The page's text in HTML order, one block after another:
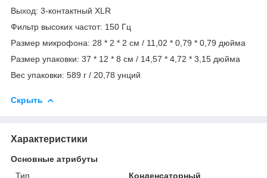
Выход: 3-контактный XLR
Фильтр высоких частот: 150 Гц
Размер микрофона: 28 * 2 * 2 см / 11,02 * 0,79 * 0,79 дюйма
Размер упаковки: 37 * 12 * 8 см / 14,57 * 4,72 * 3,15 дюйма
Вес упаковки: 589 г / 20,78 унций
Скрыть
Характеристики
Основные атрибуты
Тип
Конденсаторный